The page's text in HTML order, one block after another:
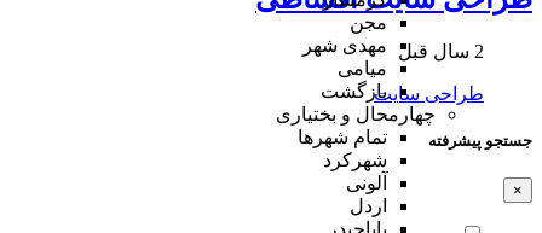
مجن
مهدی شهر
میامی
بازگشت
چهارمحال و بختیاری
تمام شهر‌ها
شهرکرد
آلونی
اردل
2 سال قبل
طراحی سایت
جستجو پیشرفته
×